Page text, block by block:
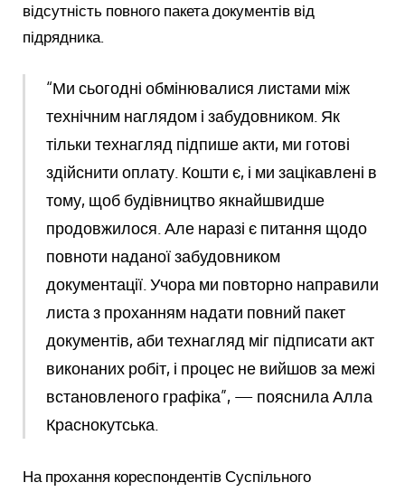
відсутність повного пакета документів від
підрядника.
“Ми сьогодні обмінювалися листами між
технічним наглядом і забудовником. Як
тільки технагляд підпише акти, ми готові
здійснити оплату. Кошти є, і ми зацікавлені в
тому, щоб будівництво якнайшвидше
продовжилося. Але наразі є питання щодо
повноти наданої забудовником
документації. Учора ми повторно направили
листа з проханням надати повний пакет
документів, аби технагляд міг підписати акт
виконаних робіт, і процес не вийшов за межі
встановленого графіка”, — пояснила Алла
Краснокутська.
На прохання кореспондентів Суспільного